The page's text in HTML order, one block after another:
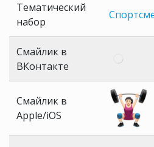
Тематический
набор
Смайлик в
ВКонтакте
Смайлик в
Apple/iOS